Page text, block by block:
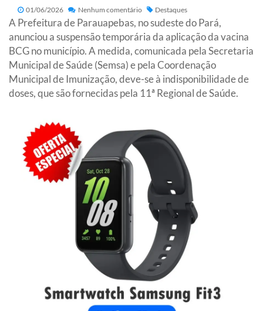
01/06/2026 Nenhum comentário Destaques
A Prefeitura de Parauapebas, no sudeste do Pará,
anunciou a suspensão temporária da aplicação da vacina
BCG no município. A medida, comunicada pela Secretaria
Municipal de Saúde (Semsa) e pela Coordenação
Municipal de Imunização, deve-se à indisponibilidade de
doses, que são fornecidas pela 11ª Regional de Saúde.